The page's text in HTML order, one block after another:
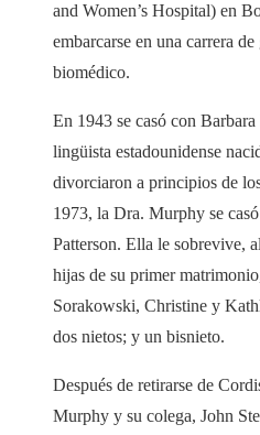
and Women’s Hospital) en
embarcarse en una carrera de
biomédico.
En 1943 se casó con Barbara
lingüista estadounidense
divorciaron a principios de
1973, la Dra. Murphy se
Patterson. Ella le sobrevive,
hijas de su primer
Sorakowski, Christine y
dos nietos; y un bisnieto.
Después de retirarse de
Murphy y su colega, John